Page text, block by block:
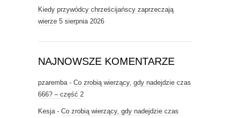
Kiedy przywódcy chrześcijańscy zaprzeczają
wierze 5 sierpnia 2026
NAJNOWSZE KOMENTARZE
pzaremba - Co zrobią wierzący, gdy nadejdzie czas
666? – część 2
Kesja - Co zrobią wierzący, gdy nadejdzie czas